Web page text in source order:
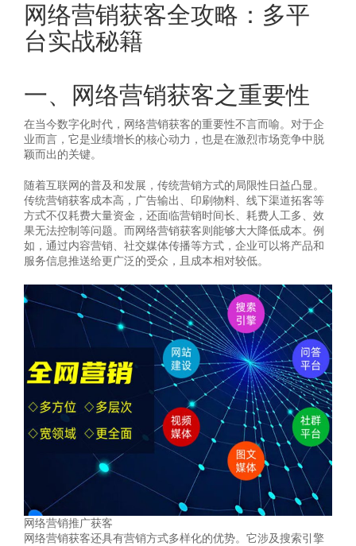
网络营销获客全攻略：多平
台实战秘籍
一、网络营销获客之重要性
在当今数字化时代，网络营销获客的重要性不言而喻。对于企
业而言，它是业绩增长的核心动力，也是在激烈市场竞争中脱
颖而出的关键。
随着互联网的普及和发展，传统营销方式的局限性日益凸显。
传统营销获客成本高，广告输出、印刷物料、线下渠道拓客等
方式不仅耗费大量资金，还面临营销时间长、耗费人工多、效
果无法控制等问题。而网络营销获客则能够大大降低成本。例
如，通过内容营销、社交媒体传播等方式，企业可以将产品和
服务信息推送给更广泛的受众，且成本相对较低。
网络营销推广获客
网络营销获客还具有营销方式多样化的优势。它涉及搜索引擎